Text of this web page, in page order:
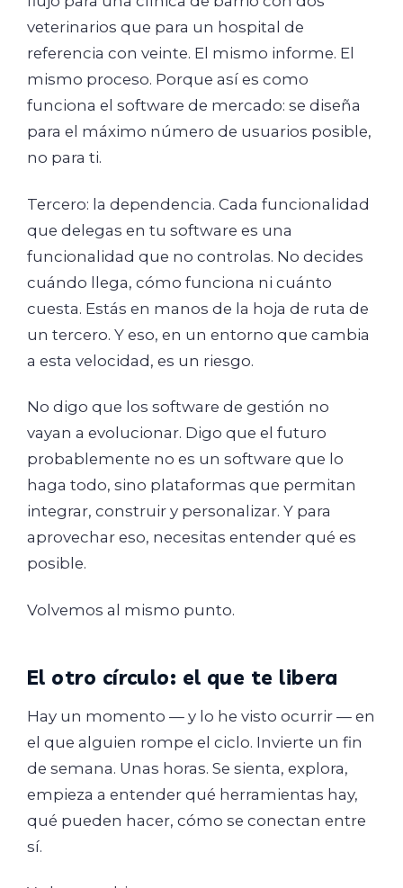
veterinarios que para un hospital de
referencia con veinte. El mismo informe. El
mismo proceso. Porque así es como
funciona el software de mercado: se diseña
para el máximo número de usuarios posible,
no para ti.
Tercero: la dependencia. Cada funcionalidad
que delegas en tu software es una
funcionalidad que no controlas. No decides
cuándo llega, cómo funciona ni cuánto
cuesta. Estás en manos de la hoja de ruta de
un tercero. Y eso, en un entorno que cambia
a esta velocidad, es un riesgo.
No digo que los software de gestión no
vayan a evolucionar. Digo que el futuro
probablemente no es un software que lo
haga todo, sino plataformas que permitan
integrar, construir y personalizar. Y para
aprovechar eso, necesitas entender qué es
posible.
Volvemos al mismo punto.
El otro círculo: el que te libera
Hay un momento — y lo he visto ocurrir — en
el que alguien rompe el ciclo. Invierte un fin
de semana. Unas horas. Se sienta, explora,
empieza a entender qué herramientas hay,
qué pueden hacer, cómo se conectan entre
sí.